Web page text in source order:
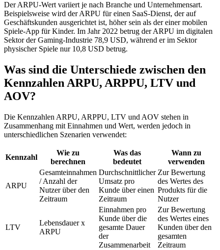
Der ARPU-Wert variiert je nach Branche und Unternehmensart.
Beispielsweise wird der ARPU für einen SaaS-Dienst, der auf
Geschäftskunden ausgerichtet ist, höher sein als der einer mobilen
Spiele-App für Kinder. Im Jahr 2022 betrug der ARPU im digitalen
Sektor der Gaming-Industrie 78,9 USD, während er im Sektor
physischer Spiele nur 10,8 USD betrug.
Was sind die Unterschiede zwischen den
Kennzahlen ARPU, ARPPU, LTV und
AOV?
Die Kennzahlen ARPU, ARPPU, LTV und AOV stehen in
Zusammenhang mit Einnahmen und Wert, werden jedoch in
unterschiedlichen Szenarien verwendet:
Kennzahl
Wie zu
berechnen
Was das
bedeutet
Wann zu
verwenden
ARPU
Gesamteinnahmen
/ Anzahl der
Nutzer über den
Zeitraum
Durchschnittlicher
Umsatz pro
Kunde über einen
Zeitraum
Zur Bewertung
des Wertes des
Produkts für die
Nutzer
LTV
Lebensdauer x
ARPU
Einnahmen pro
Kunde über die
gesamte Dauer
der
Zusammenarbeit
Zur Bewertung
des Wertes eines
Kunden über den
gesamten
Zeitraum